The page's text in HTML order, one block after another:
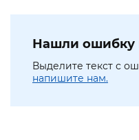
Нашли ошибку
Выделите текст с
напишите нам.